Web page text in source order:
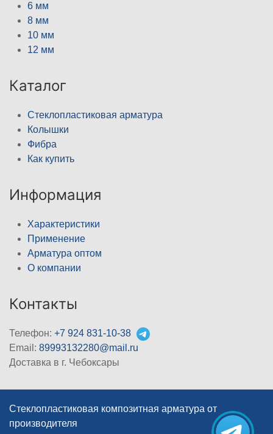
6 мм
8 мм
10 мм
12 мм
Каталог
Стеклопластиковая арматура
Колышки
Фибра
Как купить
Информация
Характеристики
Применение
Арматура оптом
О компании
Контакты
Телефон: +7 924 831-10-38
Email: 89993132280@mail.ru
Доставка в г. Чебоксары
Стеклопластиковая композитная арматура от
производителя